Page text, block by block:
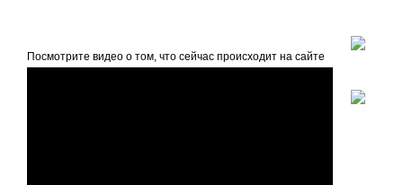
Посмотрите видео о том, что сейчас происходит на сайте